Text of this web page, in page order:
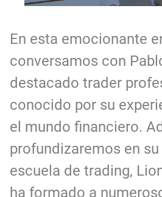
En esta emocionante
conversamos con
destacado trader
conocido por su
el mundo financiero.
profundizaremos en
escuela de trading,
ha formado a